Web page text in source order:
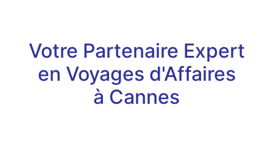
Votre Partenaire Expert
en Voyages d'Affaires
à Cannes